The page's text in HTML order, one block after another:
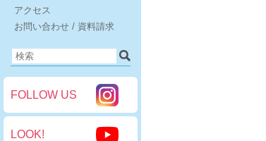
アクセス
お問い合わせ / 資料請求
FOLLOW US
LOOK!